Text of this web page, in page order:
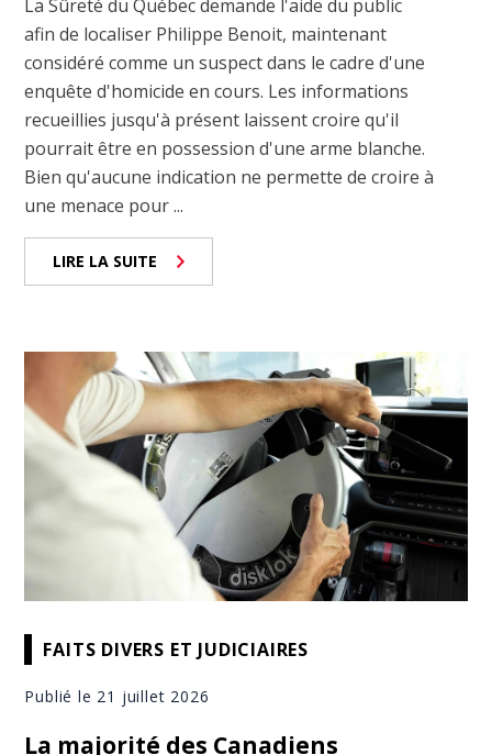
La Sûreté du Québec demande l'aide du public
afin de localiser Philippe Benoit, maintenant
considéré comme un suspect dans le cadre d'une
enquête d'homicide en cours. Les informations
recueillies jusqu'à présent laissent croire qu'il
pourrait être en possession d'une arme blanche.
Bien qu'aucune indication ne permette de croire à
une menace pour ...
LIRE LA SUITE
FAITS DIVERS ET JUDICIAIRES
Publié le 21 juillet 2026
La majorité des Canadiens